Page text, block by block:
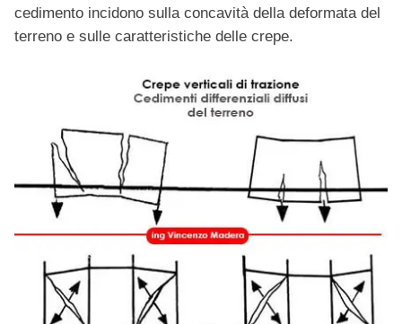
cedimento incidono sulla concavità della deformata del
terreno e sulle caratteristiche delle crepe.